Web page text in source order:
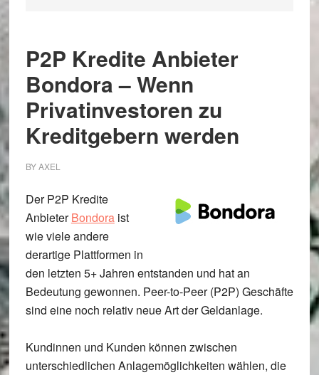
P2P Kredite Anbieter
Bondora – Wenn
Privatinvestoren zu
Kreditgebern werden
BYAXEL
Der P2P Kredite
AnbieterBondoraist
wie viele andere
derartige Plattformen in
den letzten 5+ Jahren entstanden und hat an
Bedeutung gewonnen. Peer-to-Peer (P2P) Geschäfte
sind eine noch relativ neue Art der Geldanlage.
Kundinnen und Kunden können zwischen
unterschiedlichen Anlagemöglichkeiten wählen, die